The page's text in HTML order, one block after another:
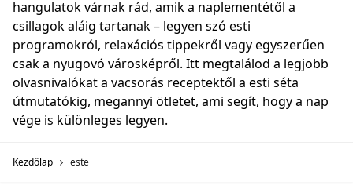
hangulatok várnak rád, amik a naplementétől a
csillagok aláig tartanak – legyen szó esti
programokról, relaxációs tippekről vagy egyszerűen
csak a nyugovó városképről. Itt megtalálod a legjobb
olvasnivalókat a vacsorás receptektől a esti séta
útmutatókig, megannyi ötletet, ami segít, hogy a nap
vége is különleges legyen.
Kezdőlap este